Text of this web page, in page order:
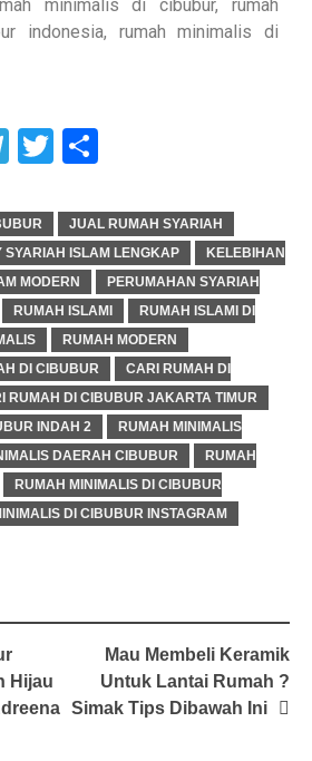
minimalis di cibubur, rumah
indonesia, rumah minimalis di
Telegram
Twitter
JUAL RUMAH SYARIAH
SYARIAH ISLAM LENGKAP
KELEBIHAN
MODERN
PERUMAHAN SYARIAH
RUMAH ISLAMI
RUMAH ISLAMI DI
RUMAH MODERN
DI CIBUBUR
CARI RUMAH DI
RUMAH DI CIBUBUR JAKARTA TIMUR
INDAH 2
RUMAH MINIMALIS
DAERAH CIBUBUR
RUMAH
RUMAH MINIMALIS DI CIBUBUR
DI CIBUBUR INSTAGRAM
Hijau
Mau Membeli Keramik
Untuk Lantai Rumah ?
Simak Tips Dibawah Ini